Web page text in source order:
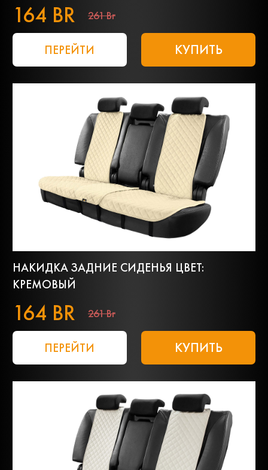
164 BR 261 Br
ПЕРЕЙТИ КУПИТЬ
НАКИДКА ЗАДНИЕ СИДЕНЬЯ ЦВЕТ:
КРЕМОВЫЙ
164 BR 261 Br
ПЕРЕЙТИ КУПИТЬ